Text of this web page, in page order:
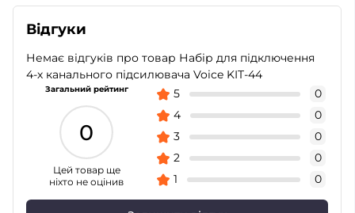
Відгуки
Немає відгуків про товар Набір для підключення
4-х канального підсилювача Voice KIT-44
Загальний рейтинг
0
Цей товар ще
ніхто не оцінив
5
0
4
0
3
0
2
0
1
0